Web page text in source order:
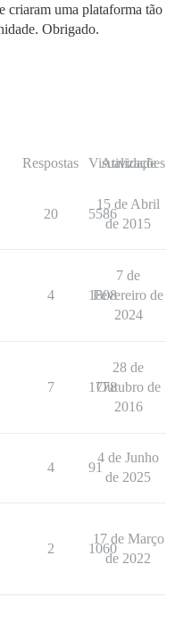
criaram uma plataforma tão
Obrigado.
Respostas Visualizações
Atividade
20 5586
15 de Abril
de 2015
4 1808
7 de
Fevereiro de
2024
7 1778
28 de
Outubro de
2016
4 91
4 de Junho
de 2025
2 1060
17 de Março
de 2022